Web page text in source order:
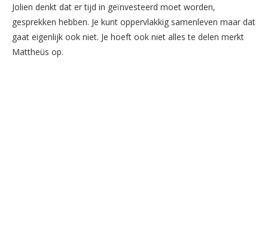
Jolien denkt dat er tijd in geïnvesteerd moet worden,
gesprekken hebben. Je kunt oppervlakkig samenleven maar dat
gaat eigenlijk ook niet. Je hoeft ook niet alles te delen merkt
Mattheüs op.